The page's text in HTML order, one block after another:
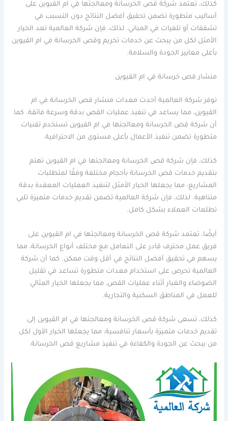
كذلك، تعتمد شركة قص الخرسانة ومعالجتها في ام القيوين على
أساليب متطورة تضمن تحقيق أفضل النتائج دون التسبب في
تشققات أو تلفيات في المباني. لذلك، فإن شركة العالمية تعد الخيار
الأمثل لكل من يبحث عن خدمات تخريم وقص الخرسانة في ام القيوين
بأعلى معايير الجودة والسلامة.
منشار قص خرسانة في ام القيوين
توفر شركة العالمية أحدث معدات منشار قص الخرسانة في ام
القيوين، مما يساعد في تنفيذ عمليات القص بدقة وسرعة فائقة. كما
أن شركة قص الخرسانة ومعالجتها في ام القيوين تستخدم تقنيات
متطورة تضمن تنفيذ الأعمال بأعلى مستوى من الاحترافية.
كذلك، فإن شركة قص الخرسانة ومعالجتها في ام القيوين تهتم
بتقديم خدمات قص الخرسانة بأحجام مختلفة وفقًا لمتطلبات
المشاريع، مما يجعلها الخيار الأمثل لتنفيذ العمليات المعقدة بدقة
متناهية. لذلك، فإن شركة العالمية تضمن تقديم خدمات متميزة تلبي
تطلعات العملاء بشكل كامل.
أيضًا، تعتمد شركة قص الخرسانة ومعالجتها في ام القيوين على
فريق عمل محترف قادر على التعامل مع مختلف أنواع الخرسانة، مما
يسهم في تحقيق أفضل النتائج في أقل وقت ممكن. كما أن شركة
العالمية تحرص على استخدام معدات متطورة تساعد في تقليل
الضوضاء والغبار أثناء عمليات القص، مما يجعلها الخيار المثالي
للعمل في المناطق السكنية والتجارية.
كذلك، تسعى شركة قص الخرسانة ومعالجتها في ام القيوين إلى
تقديم خدمات متميزة بأسعار تنافسية، مما يجعلها الخيار الأول لكل
من يبحث عن الجودة والكفاءة في تنفيذ مشاريع قص الخرسانة.